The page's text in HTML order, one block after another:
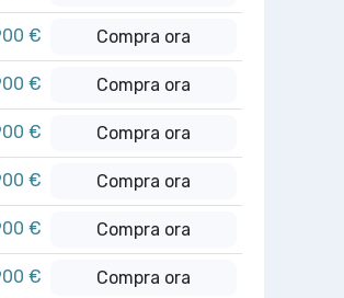
€ Compra ora
€ Compra ora
€ Compra ora
€ Compra ora
€ Compra ora
€ Compra ora